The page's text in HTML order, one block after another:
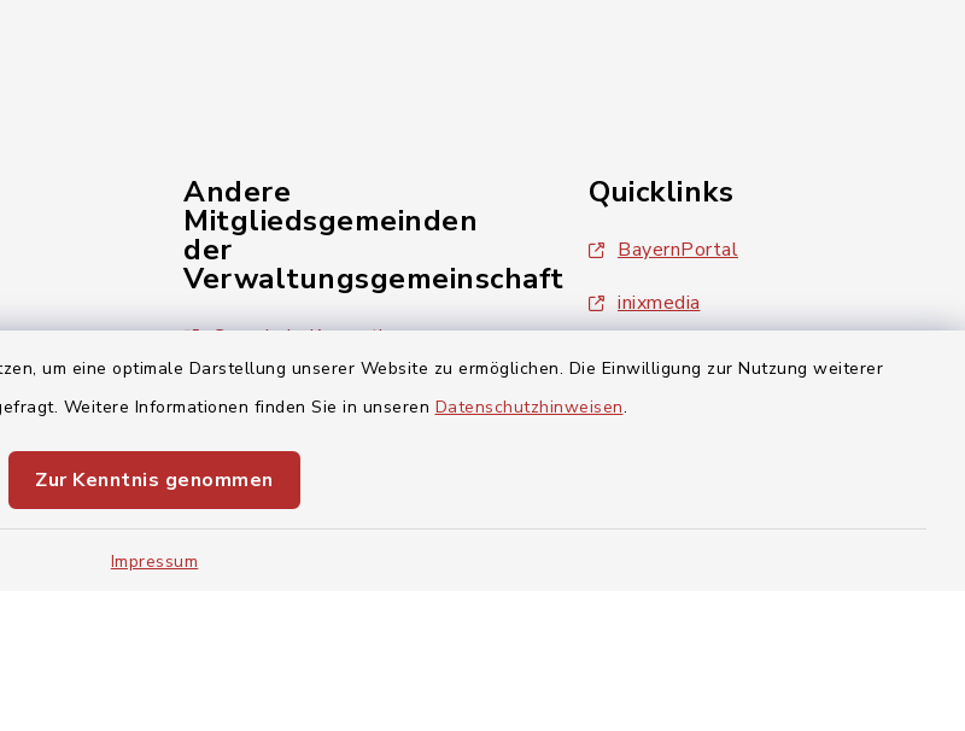
um eine optimale Darstellung unserer Website zu ermöglichen. Die Einwilligung zur Nutzung weiterer
Weitere Informationen finden Sie in unseren Datenschutzhinweisen.
Zur Kenntnis genommen
Impressum
Andere
Mitgliedsgemeinden
der
Verwaltungsgemeinschaft
Gemeinde Kunreuth
Quicklinks
BayernPortal
inixmedia
Landratsamt Forchheim